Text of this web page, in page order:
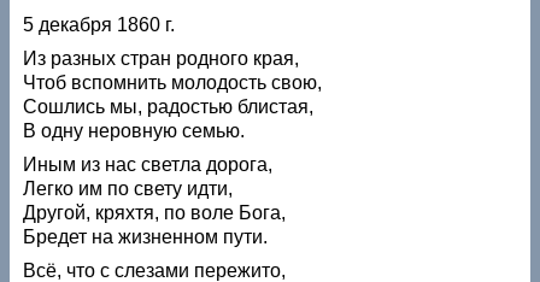
5 декабря 1860 г.
Из разных стран родного края,
Чтоб вспомнить молодость свою,
Сошлись мы, радостью блистая,
В одну неровную семью.
Иным из нас светла дорога,
Легко им по свету идти,
Другой, кряхтя, по воле Бога,
Бредет на жизненном пути.
Всё, что с слезами пережито,